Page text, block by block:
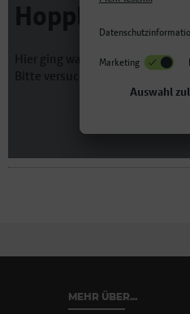
MEHR ÜBER...